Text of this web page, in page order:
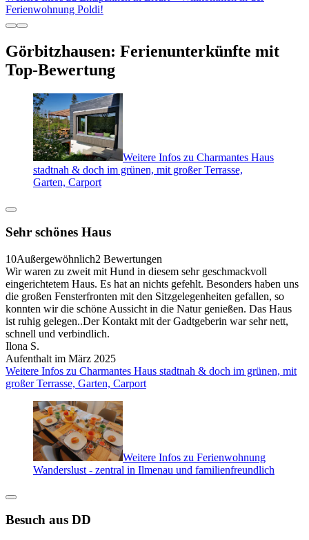
Ferienwohnung Poldi!
Görbitzhausen: Ferienunterkünfte mit
Top-Bewertung
Weitere Infos zu Charmantes Haus
stadtnah & doch im grünen, mit großer Terrasse,
Garten, Carport
Sehr schönes Haus
10Außergewöhnlich2 Bewertungen
Wir waren zu zweit mit Hund in diesem sehr geschmackvoll
eingerichtetem Haus. Es hat an nichts gefehlt. Besonders haben uns
die großen Fensterfronten mit den Sitzgelegenheiten gefallen, so
konnten wir die schöne Aussicht in die Natur genießen. Das Haus
ist ruhig gelegen..Der Kontakt mit der Gadtgeberin war sehr nett,
schnell und verbindlich.
Ilona S.
Aufenthalt im März 2025
Weitere Infos zu Charmantes Haus stadtnah & doch im grünen, mit
großer Terrasse, Garten, Carport
Weitere Infos zu Ferienwohnung
Wanderslust - zentral in Ilmenau und familienfreundlich
Besuch aus DD